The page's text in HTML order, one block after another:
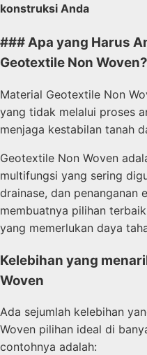
konstruksi Anda
### Apa yang Harus
Geotextile Non Woven?
Material Geotextile Non
yang tidak melalui proses
menjaga kestabilan tanah
Geotextile Non Woven
multifungsi yang sering
drainase, dan penanganan
membuatnya pilihan
yang memerlukan daya
Kelebihan yang
Woven
Ada sejumlah kelebihan
Woven pilihan ideal di
contohnya adalah: